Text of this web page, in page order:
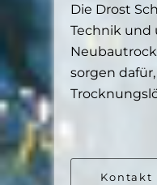
Die Drost
Technik und
sorgen
Kontakt